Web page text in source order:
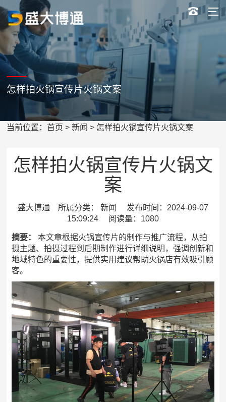
怎样拍火锅宣传片火锅文案
当前位置：首页 >新闻 > 怎样拍火锅宣传片火锅文案
怎样拍火锅宣传片火锅文
案
盛大博通 所属分类： 新闻 发布时间：2024-09-07
15:09:24 阅读量：1080
摘要：本文章根据火锅宣传片的制作与推广流程，从拍
摄主题、拍摄过程到后期制作进行详细说明，强调创新和
地域特色的重要性，提供实用建议帮助火锅店有效吸引顾
客。